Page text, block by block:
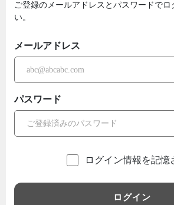
ご登録のメールアドレスとパスワードでロ
い。
メールアドレス
パスワード
ログイン情報を記憶
ログイン